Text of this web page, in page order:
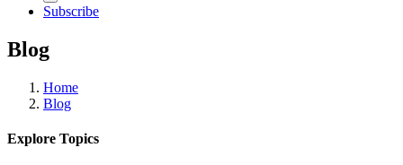
Subscribe
Blog
Home
Blog
Explore Topics